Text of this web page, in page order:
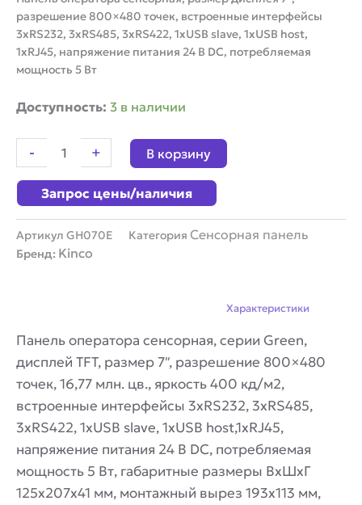
разрешение 800×480 точек, встроенные интерфейсы
3xRS232, 3xRS485, 3xRS422, 1xUSB slave, 1xUSB host,
1xRJ45, напряжение питания 24 В DC, потребляемая
мощность 5 Вт
Доступность: 3 в наличии
-
Количество
Панель
оператора
сенсорная
GH070E
+ В корзину
Запрос цены/наличия
Артикул GH070E Категория Сенсорная панель
Бренд: Kinco
Характеристики
Панель оператора сенсорная, серии Green,
дисплей TFT, размер 7″, разрешение 800×480
точек, 16,77 млн. цв., яркость 400 кд/м2,
встроенные интерфейсы 3xRS232, 3xRS485,
3xRS422, 1xUSB slave, 1xUSB host,1xRJ45,
напряжение питания 24 В DC, потребляемая
мощность 5 Вт, габаритные размеры ВхШхГ
125х207х41 мм, монтажный вырез 193х113 мм,